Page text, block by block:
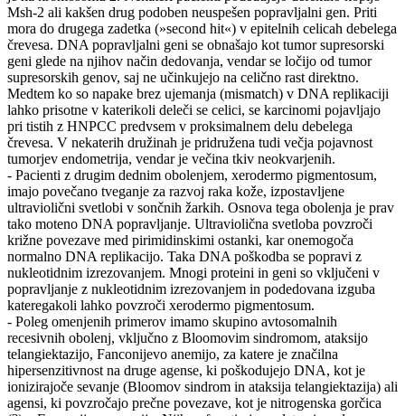
Msh-2 ali kakšen drug podoben neuspešen popravljalni gen. Priti
mora do drugega zadetka (»second hit«) v epitelnih celicah debelega
črevesa. DNA popravljalni geni se obnašajo kot tumor supresorski
geni glede na njihov način dedovanja, vendar se ločijo od tumor
supresorskih genov, saj ne učinkujejo na celično rast direktno.
Medtem ko so napake brez ujemanja (mismatch) v DNA replikaciji
lahko prisotne v katerikoli deleči se celici, se karcinomi pojavljajo
pri tistih z HNPCC predvsem v proksimalnem delu debelega
črevesa. V nekaterih družinah je pridružena tudi večja pojavnost
tumorjev endometrija, vendar je večina tkiv neokvarjenih.
- Pacienti z drugim dednim obolenjem, xerodermo pigmentosum,
imajo povečano tveganje za razvoj raka kože, izpostavljene
ultraviolični svetlobi v sončnih žarkih. Osnova tega obolenja je prav
tako moteno DNA popravljanje. Ultraviolična svetloba povzroči
križne povezave med pirimidinskimi ostanki, kar onemogoča
normalno DNA replikacijo. Taka DNA poškodba se popravi z
nukleotidnim izrezovanjem. Mnogi proteini in geni so vključeni v
popravljanje z nukleotidnim izrezovanjem in podedovana izguba
kateregakoli lahko povzroči xerodermo pigmentosum.
- Poleg omenjenih primerov imamo skupino avtosomalnih
recesivnih obolenj, vključno z Bloomovim sindromom, ataksijo
telangiektazijo, Fanconijevo anemijo, za katere je značilna
hipersenzitivnost na druge agense, ki poškodujejo DNA, kot je
ionizirajoče sevanje (Bloomov sindrom in ataksija telangiektazija) ali
agensi, ki povzročajo prečne povezave, kot je nitrogenska gorčica